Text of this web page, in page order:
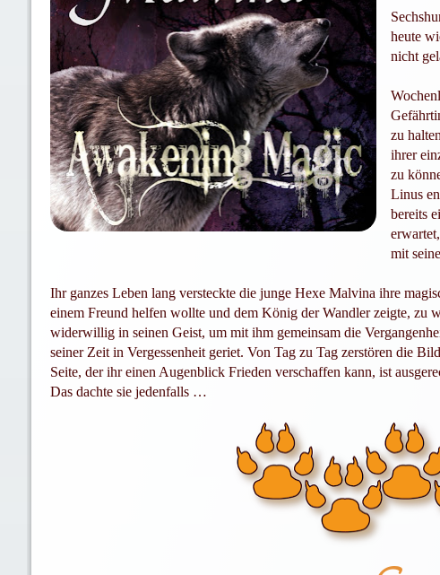
heute
nicht
zu
ihrer
zu
Linus
bereits
mit
Ihr ganzes Leben lang versteckte die junge Hexe Malvina ihre
einem Freund helfen wollte und dem König der Wandler zeigte, zu
widerwillig in seinen Geist, um mit ihm gemeinsam die
seiner Zeit in Vergessenheit geriet. Von Tag zu Tag zerstören die
Seite, der ihr einen Augenblick Frieden verschaffen kann, ist
Das dachte sie jedenfalls …